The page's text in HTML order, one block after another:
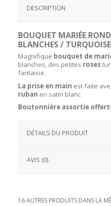
DESCRIPTION
BOUQUET MARIÉE
BLANCHES /
Magnifique bouquet de
blanches, des petites roses
fantaisie.
La prise en main est faite
ruban en satin blanc
Boutonnière assortie
DÉTAILS DU PRODUIT
AVIS (0)
16 AUTRES PRODUITS DANS LA